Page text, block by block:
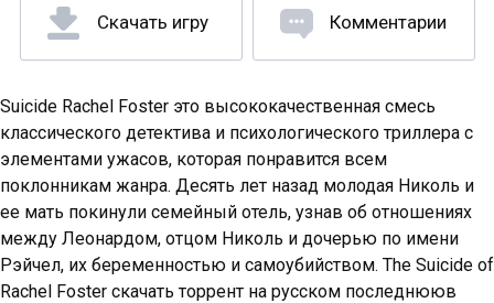
Скачать игру Комментарии
Suicide Rachel Foster это высококачественная смесь
классического детектива и психологического триллера с
элементами ужасов, которая понравится всем
поклонникам жанра. Десять лет назад молодая Николь и
ее мать покинули семейный отель, узнав об отношениях
между Леонардом, отцом Николь и дочерью по имени
Рэйчел, их беременностью и самоубийством. The Suicide of
Rachel Foster скачать торрент на русском последнююв